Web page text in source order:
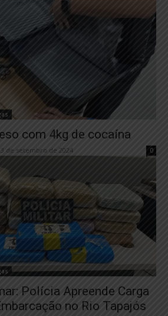
com 4kg de cocaína
3 de setembro de 2024 0
Polícia Apreende Carga
no Rio Tapajós